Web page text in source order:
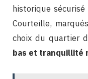
historique
Courteille,
choix du quartier
bas et tranquillité